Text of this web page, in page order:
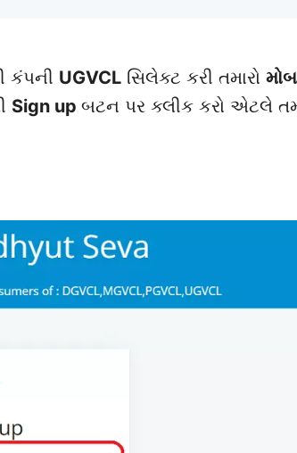
કંપની UGVCL સિલેક્ટ કરી તમારો
Sign up બટન પર ક્લીક કરો એટલે